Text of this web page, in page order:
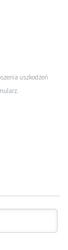
uszkodzeń
.